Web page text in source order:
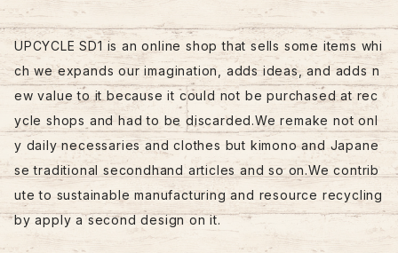
UPCYCLE SD1 is an online shop that sells some items whi
ch we expands our imagination, adds ideas, and adds n
ew value to it because it could not be purchased at rec
ycle shops and had to be discarded.We remake not onl
y daily necessaries and clothes but kimono and Japane
se traditional secondhand articles and so on.We contrib
ute to sustainable manufacturing and resource recycling
by apply a second design on it.